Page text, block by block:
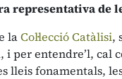
representativa de
laCol·lecció Catàlisi,
per entendre’l, cal
lleis fonamentals,